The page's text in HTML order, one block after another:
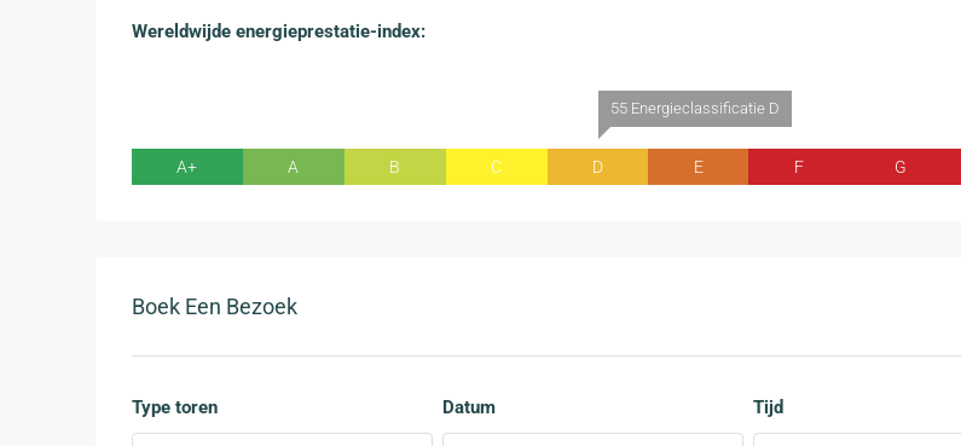
Wereldwijde energieprestatie-index:
A+ A B C
55 Energieclassificatie D
D E F G
Boek Een Bezoek
Type toren Datum Tijd